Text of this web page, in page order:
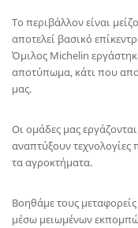
Το περιβάλλον είναι
αποτελεί βασικό
Όμιλος Michelin
αποτύπωμα, κάτι που
μας.
Οι ομάδες μας
αναπτύξουν τεχνολογίες
τα αγροκτήματα.
Βοηθάμε τους
μέσω μειωμένων